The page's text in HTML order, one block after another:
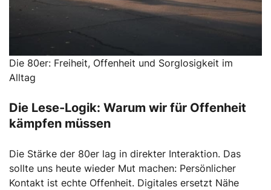
Die 80er: Freiheit, Offenheit und Sorglosigkeit im
Alltag
Die Lese-Logik: Warum wir für Offenheit
kämpfen müssen
Die Stärke der 80er lag in direkter Interaktion. Das
sollte uns heute wieder Mut machen: Persönlicher
Kontakt ist echte Offenheit. Digitales ersetzt Nähe